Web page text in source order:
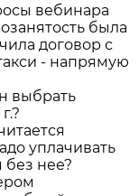
вебинара
была
договор с
- напрямую
выбрать
уплачивать
без нее?